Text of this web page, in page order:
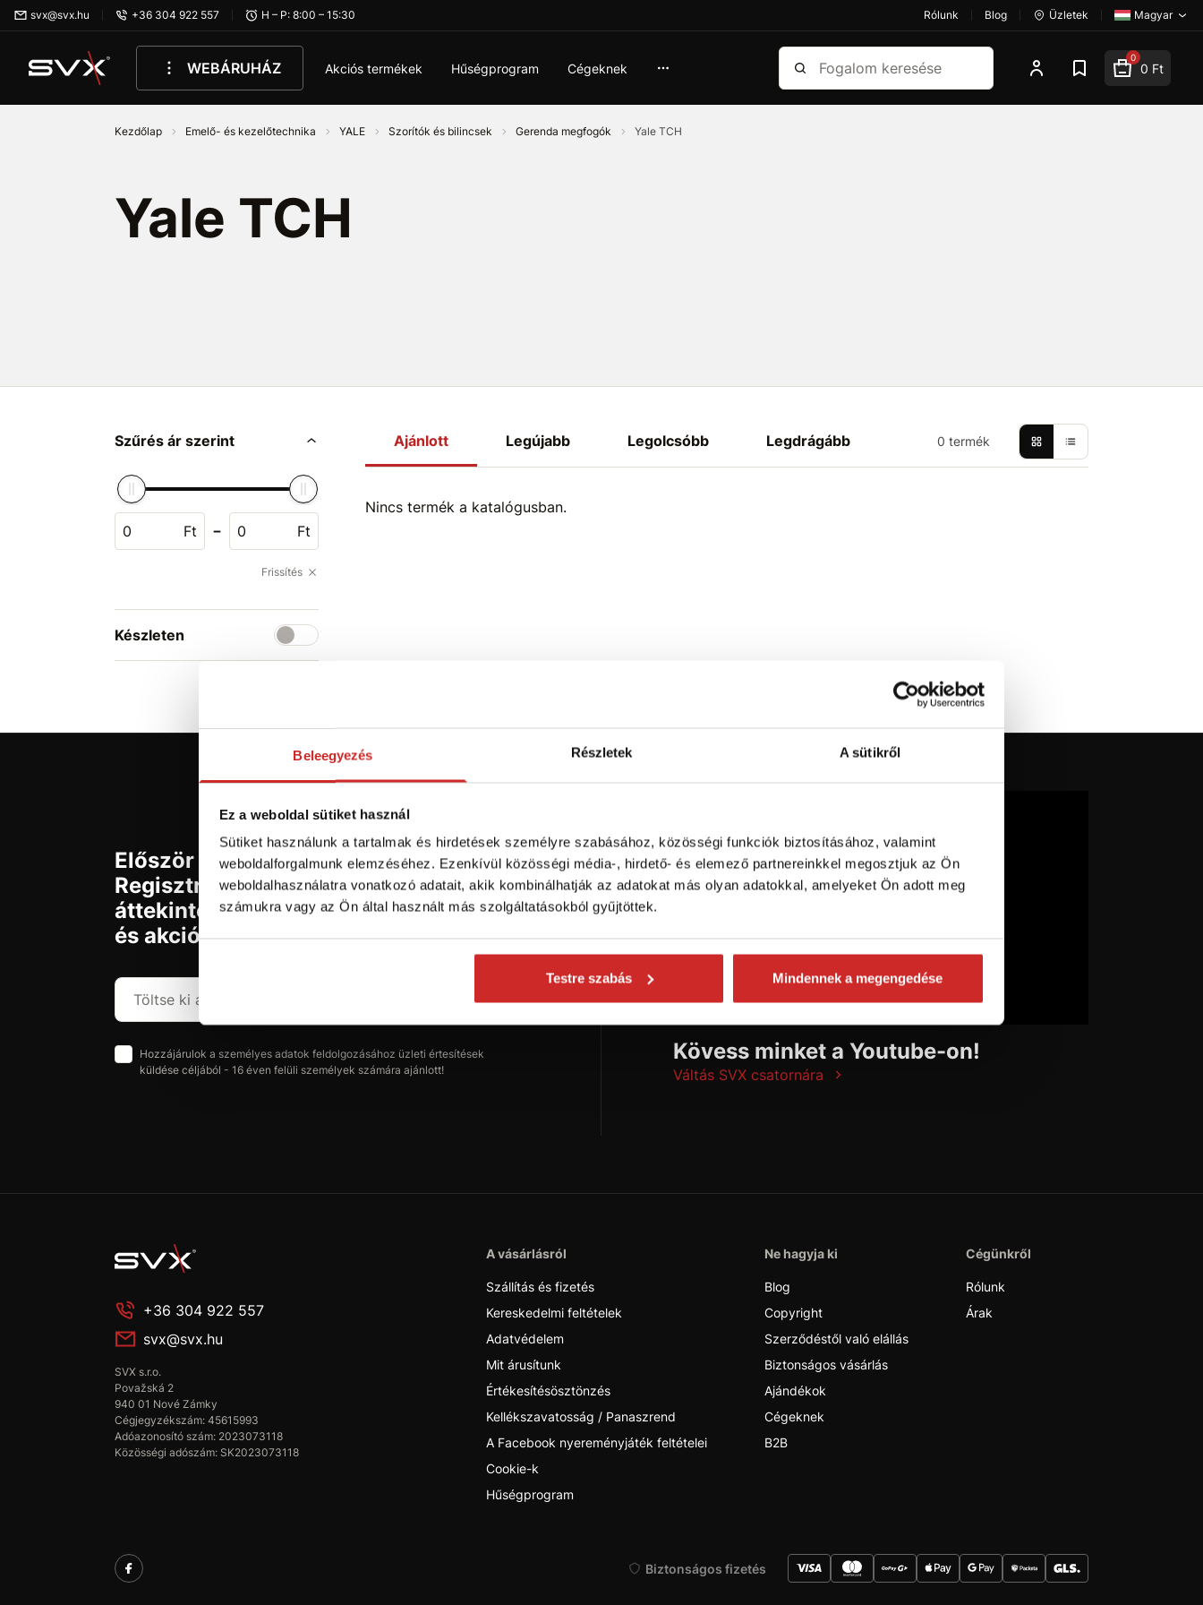
Beleegyezés Részletek A sütikről
Ez a weboldal sütiket használ
Sütiket használunk a tartalmak és hirdetések személyre szabásához, közösségi funkciók biztosításához, valamint
weboldalforgalmunk elemzéséhez. Ezenkívül közösségi média-, hirdető- és elemező partnereinkkel megosztjuk az Ön
weboldalhasználatra vonatkozó adatait, akik kombinálhatják az adatokat más olyan adatokkal, amelyeket Ön adott meg
számukra vagy az Ön által használt más szolgáltatásokból gyűjtöttek.
Testre szabás Mindennek a megengedése
Ugrás az oldal fő részéhez
svx@svx.hu +36 304 922 557 H – P: 8:00 – 15:30 Rólunk Blog Üzletek Magyar
WEBÁRUHÁZ Akciós termékek Hűségprogram Cégeknek
Keresés 0
0 Ft
Kezdőlap Emelő- és kezelőtechnika YALE Szorítók és bilincsek Gerenda megfogók Yale TCH
Yale TCH
Szűrés ár szerint
Ft - Ft
Frissítés
Készleten
Ajánlott Legújabb Legolcsóbb Legdrágább 0 termék
Nincs termék a katalógusban.
Először jár az svx.hu-n?
Regisztráljon és szerezzen
áttekintést az aktuális újdonságokról
és akciókról.
Feliratkozás
Hozzájárulok a személyes adatok feldolgozásához üzleti értesítések
küldése céljából - 16 éven felüli személyek számára ajánlott!
Kövess minket a Youtube-on!
Váltás SVX csatornára
+36 304 922 557
svx@svx.hu
SVX s.r.o.
Považská 2
940 01 Nové Zámky
Cégjegyzékszám: 45615993
Adóazonosító szám: 2023073118
Közösségi adószám: SK2023073118
A vásárlásról
Szállítás és fizetés
Kereskedelmi feltételek
Adatvédelem
Mit árusítunk
Értékesítésösztönzés
Kellékszavatosság / Panaszrend
A Facebook nyereményjáték feltételei
Cookie-k
Hűségprogram
Ne hagyja ki
Blog
Copyright
Szerződéstől való elállás
Biztonságos vásárlás
Ajándékok
Cégeknek
B2B
Cégünkről
Rólunk
Árak
Biztonságos fizetés